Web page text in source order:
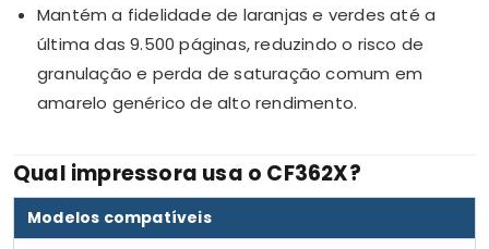
Mantém a fidelidade de laranjas e verdes até a
última das 9.500 páginas, reduzindo o risco de
granulação e perda de saturação comum em
amarelo genérico de alto rendimento.
Qual impressora usa o CF362X?
Modelos compatíveis